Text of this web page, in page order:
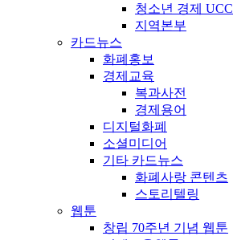
청소년 경제 UCC
지역본부
카드뉴스
화폐홍보
경제교육
복과사전
경제용어
디지털화폐
소셜미디어
기타 카드뉴스
화폐사랑 콘텐츠
스토리텔링
웹툰
창립 70주년 기념 웹툰